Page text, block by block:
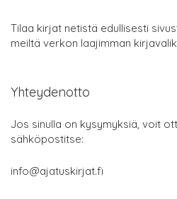
Tilaa kirjat netistä edullisesti
meiltä verkon laajimman
Yhteydenotto
Jos sinulla on kysymyksiä, voit
sähköpostitse:
info@ajatuskirjat.fi